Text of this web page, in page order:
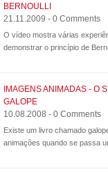
BERNOULLI
21.11.2009 - 0 Comments
O vídeo mostra várias
demonstrar o princípio de
IMAGENS ANIMADAS - O
GALOPE
10.08.2008 - 0 Comments
Existe um livro chamado
animações quando se passa